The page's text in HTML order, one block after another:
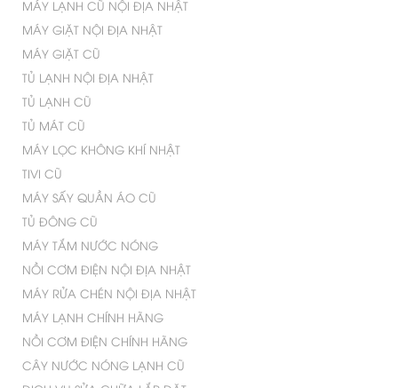
MÁY LẠNH CŨ NỘI ĐỊA NHẬT
MÁY GIẶT NỘI ĐỊA NHẬT
MÁY GIẶT CŨ
TỦ LẠNH NỘI ĐỊA NHẬT
TỦ LẠNH CŨ
TỦ MÁT CŨ
MÁY LỌC KHÔNG KHÍ NHẬT
TIVI CŨ
MÁY SẤY QUẦN ÁO CŨ
TỦ ĐÔNG CŨ
MÁY TẮM NƯỚC NÓNG
NỒI CƠM ĐIỆN NỘI ĐỊA NHẬT
MÁY RỬA CHÉN NỘI ĐỊA NHẬT
MÁY LẠNH CHÍNH HÃNG
NỒI CƠM ĐIỆN CHÍNH HÃNG
CÂY NƯỚC NÓNG LẠNH CŨ